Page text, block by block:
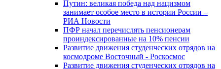
Путин: великая победа над нацизмом
занимает особое место в истории России –
РИА Новости
ПФР начал перечислять пенсионерам
проиндексированные на 10% пенсии
Развитие движения студенческих отрядов на
космодроме Восточный - Роскосмос
Развитие движения студенческих отрядов на